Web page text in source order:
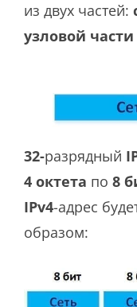
из двух частей:
узловой
32-разрядный
4 октета по 8
IPv4-адрес
образом: